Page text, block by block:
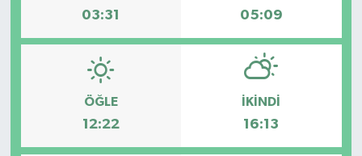
03:31 05:09
ÖĞLE
12:22
İKINDI
16:13